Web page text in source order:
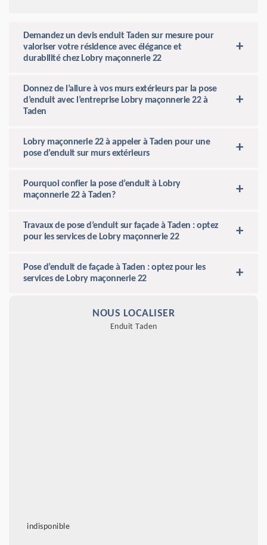
Demandez un devis enduit Taden sur mesure pour
valoriser votre résidence avec élégance et
durabilité chez Lobry maçonnerie 22
Donnez de l’allure à vos murs extérieurs par la pose
d’enduit avec l’entreprise Lobry maçonnerie 22 à
Taden
Lobry maçonnerie 22 à appeler à Taden pour une
pose d’enduit sur murs extérieurs
Pourquoi confier la pose d’enduit à Lobry
maçonnerie 22 à Taden?
Travaux de pose d’enduit sur façade à Taden : optez
pour les services de Lobry maçonnerie 22
Pose d’enduit de façade à Taden : optez pour les
services de Lobry maçonnerie 22
NOUS LOCALISER
Enduit Taden
indisponible